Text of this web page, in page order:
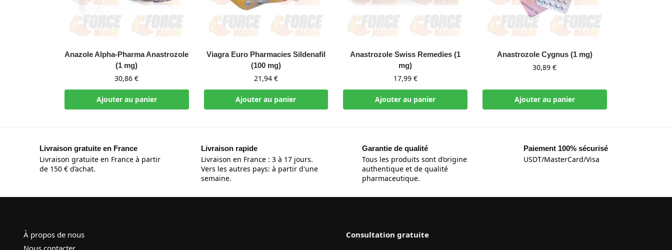
Anazole Alpha-Pharma Anastrozole
(1 mg)
30,86€
Ajouter au panier
Viagra Euro Pharmacies Sildenafil
(100 mg)
21,94 €
Ajouter au panier
Anastrozole Swiss Remedies (1
mg)
17,99 €
Ajouter au panier
Anastrozole Cygnus (1 mg)
30,89€
Ajouter au panier
Livraison gratuite en France
Livraison gratuite en France à partir
de 150 € d’achat.
Livraison rapide
Livraison en France : 3 à 17 jours.
Vers les autres pays: à partir d'une
semaine.
Garantie de qualité
Tous les produits sont d’origine
authentique et de qualité
pharmaceutique.
Paiement 100% sécurisé
USDT/MasterCard/Visa
À propos de nous
Nous contacter
Consultation gratuite